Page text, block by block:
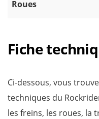
Roues
Fiche
Ci-dessous, vous
techniques du
les freins, les roues, la